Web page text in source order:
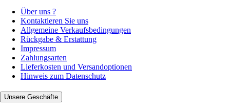
Über uns ?
Kontaktieren Sie uns
Allgemeine Verkaufsbedingungen
Rückgabe & Erstattung
Impressum
Zahlungsarten
Lieferkosten und Versandoptionen
Hinweis zum Datenschutz
Unsere Geschäfte